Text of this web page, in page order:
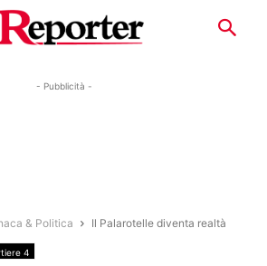
- Pubblicità -
& Politica Il Palarotelle diventa realtà
4